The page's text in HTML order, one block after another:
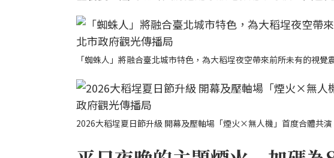
「蜘蛛人」將融合臺北城市特色，為大稻埕夜空帶來前所未有的視
2026大稻埕夏日節升級 開幕及壓軸場「煙火×無人機」首度合體共